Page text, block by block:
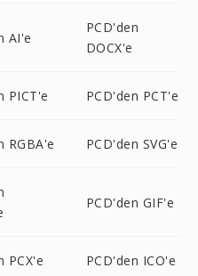
AI'e
PCD'den
DOCX'e
PICT'e PCD'den PCT'e
RGBA'e PCD'den SVG'e
PCD'den GIF'e
PCX'e PCD'den ICO'e